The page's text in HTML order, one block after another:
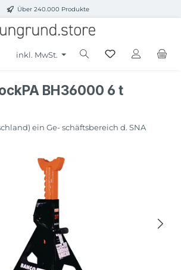
Über 240.000 Produkte
inkl. MwSt.
BH36000 6 t
ein Ge- schäftsbereich d. SNA